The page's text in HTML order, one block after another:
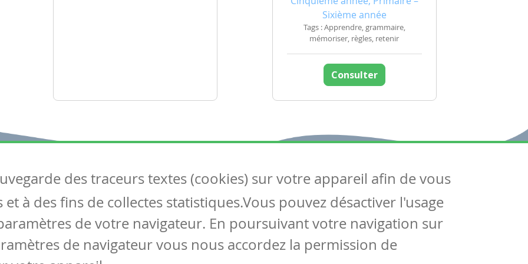
Sixième année
Tags : Apprendre, grammaire,
mémoriser, règles, retenir
Consulter
Articles
Tous les articles
Articles DYS
Circulaires
Suivez-nous
Contactez-nous
Soutien scolaire
des traceurs textes (cookies) sur votre appareil afin de vous
à des fins de collectes statistiques.Vous pouvez désactiver l'usage
de votre navigateur. En poursuivant votre navigation sur
de navigateur vous nous accordez la permission de